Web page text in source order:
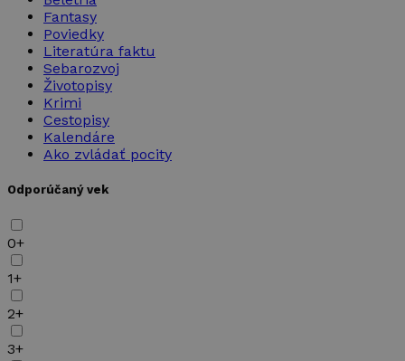
Fantasy
Poviedky
Literatúra faktu
Sebarozvoj
Životopisy
Krimi
Cestopisy
Kalendáre
Ako zvládať pocity
Odporúčaný vek
0+
1+
2+
3+